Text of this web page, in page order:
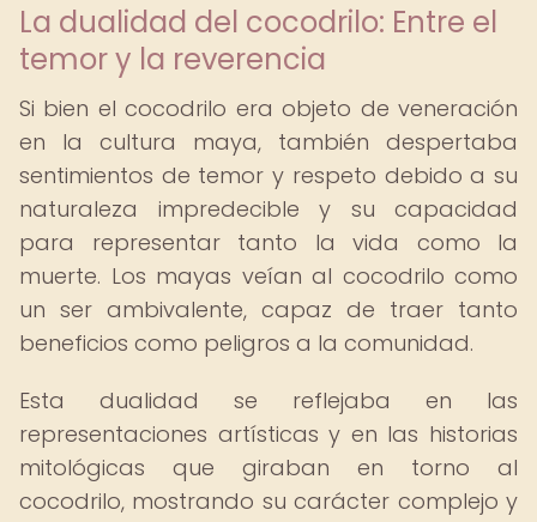
La dualidad del cocodrilo: Entre el
temor y la reverencia
Si bien el cocodrilo era objeto de veneración
en la cultura maya, también despertaba
sentimientos de temor y respeto debido a su
naturaleza impredecible y su capacidad
para representar tanto la vida como la
muerte. Los mayas veían al cocodrilo como
un ser ambivalente, capaz de traer tanto
beneficios como peligros a la comunidad.
Esta dualidad se reflejaba en las
representaciones artísticas y en las historias
mitológicas que giraban en torno al
cocodrilo, mostrando su carácter complejo y